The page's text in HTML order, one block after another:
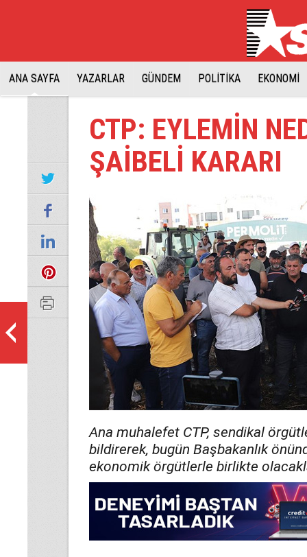
ANA SAYFA YAZARLAR GÜNDEM POLİTİKA EKONOMİ
CTP: EYLEMİN
ŞAİBELİ KARARI
Ana muhalefet CTP, sendikal
bildirerek, bugün Başbakanlık
ekonomik örgütlerle birlikte